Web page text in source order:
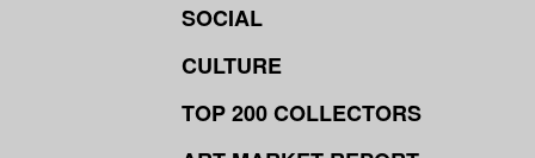
SOCIAL
CULTURE
TOP 200 COLLECTORS